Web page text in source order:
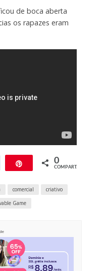
de boca aberta
os rapazes eram
Compartilhar 0
COMPART.
comercial
criativo
Game